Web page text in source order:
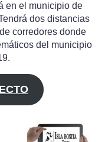
en el municipio de
dos distancias
corredores donde
del municipio